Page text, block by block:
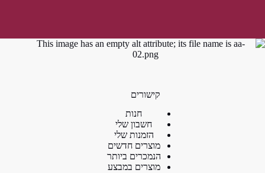
קישורים
חנות
חשבון שלי
הזמנות שלי
מוצרים חדשים
הנמכרים ביותר
מוצרים במבצע